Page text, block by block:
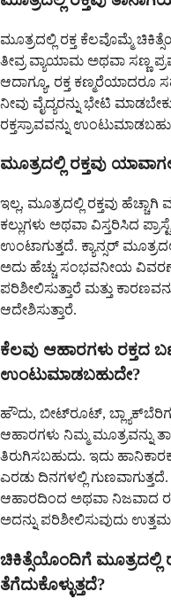
ಮೂತ್ರದಲ್ಲಿ ರಕ್ತ ಕೆಲವೊಮ್ಮೆ
ತೀವ್ರ ವ್ಯಾಯಾಮ ಅಥವಾ ಸಣ್ಣ
ಆದಾಗ್ಯೂ, ರಕ್ತ ಕಣ್ಮರೆಯಾದರೂ
ನೀವು ವೈದ್ಯರನ್ನು ಭೇಟಿ
ರಕ್ತಸ್ರಾವವನ್ನು
ಮೂತ್ರದಲ್ಲಿ ರಕ್ತವು
ಇಲ್ಲ, ಮೂತ್ರದಲ್ಲಿ ರಕ್ತವು
ಕಲ್ಲುಗಳು ಅಥವಾ ವಿಸ್ತರಿಸಿದ
ಉಂಟಾಗುತ್ತದೆ. ಕ್ಯಾನ್ಸರ್
ಅದು ಹೆಚ್ಚು ಸಂಭವನೀಯ
ಪರಿಶೀಲಿಸುತ್ತಾರೆ ಮತ್ತು
ಆದೇಶಿಸುತ್ತಾರೆ.
ಕೆಲವು ಆಹಾರಗಳು ರಕ್ತದ
ಉಂಟುಮಾಡಬಹುದೇ?
ಹೌದು, ಬೀಟ್‌ರೂಟ್,
ಆಹಾರಗಳು ನಿಮ್ಮ ಮೂತ್ರವನ್ನು
ತಿರುಗಿಸಬಹುದು. ಇದು
ಎರಡು ದಿನಗಳಲ್ಲಿ
ಆಹಾರದಿಂದ ಅಥವಾ ನಿಜವಾದ
ಅದನ್ನು ಪರಿಶೀಲಿಸುವುದು
ಚಿಕಿತ್ಸೆಯೊಂದಿಗೆ ಮೂತ್ರದಲ್ಲಿ
ತೆಗೆದುಕೊಳ್ಳುತ್ತದೆ?